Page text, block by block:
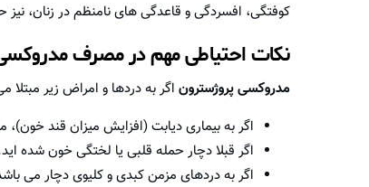
کوفتگی، افسردگی و قاعدگی های نامنظم در زنان،
نکات احتیاطی مهم در مصرف
مدروکسی پروژسترون اگر به دردها و امراض زیر
اگر به بیماری دیابت (افزایش میزان قند خون)،
اگر قبلا دچار حمله قلبی یا لختگی خون شده
اگر به دردهای مزمن کبدی و کلیوی دچار می